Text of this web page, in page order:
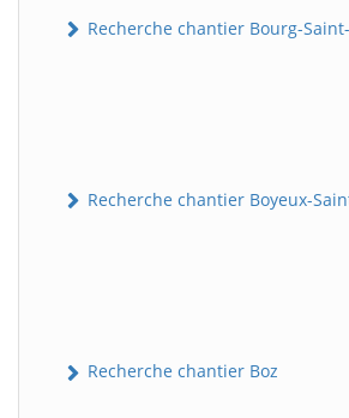
Recherche chantier Bourg-
Recherche chantier Boyeux-
Recherche chantier Boz